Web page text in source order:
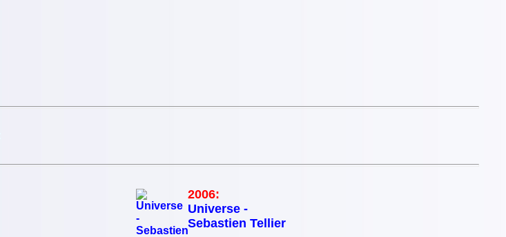
2006:
Universe -
Sebastien Tellier